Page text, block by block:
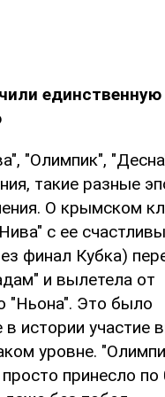
"Олимпик",
такие разные
О крымском
с ее
финал Кубка)
и вылетела от
"Ньона". Это было
в истории участие
уровне.
принесло по